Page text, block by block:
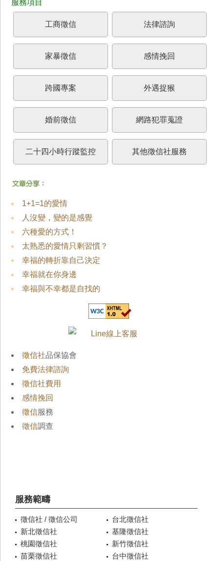
工商徵信 法律諮詢
家暴徵信 感情挽回
跨國專案 外遇捉猴
婚前徵信 網路犯罪蒐證
二十四小時行蹤監控 其他徵信社服務
1+1=1的愛情
人沒變，變的是感覺
六種愛的方式！
太熟悉的愛情只剩習慣？
幸福的轉折靠自己決定
幸福就在你身邊
幸福與不幸都是自找的
徵信社品保協會
免費法律諮詢
徵信社費用
感情挽回
徵信服務
徵信調查
服務範疇
徵信社 / 徵信公司
台北徵信社
新北徵信社
基隆徵信社
桃園徵信社
新竹徵信社
苗栗徵信社
台中徵信社